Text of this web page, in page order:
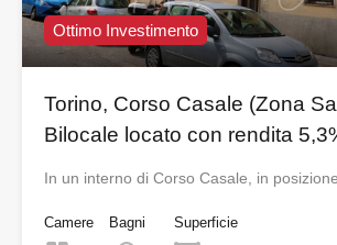
Ottimo Investimento
Torino, Corso Casale (Zona
Bilocale locato con rendita
In un interno di Corso Casale, in
Camere
Bagni
Superficie